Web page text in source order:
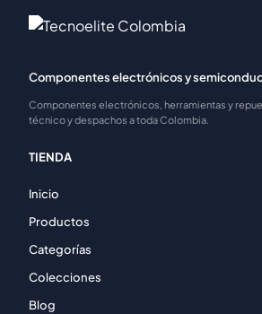
Componentes electrónicos y
Componentes electrónicos, herramientas y
técnico y despachos a toda Colombia.
TIENDA
Inicio
Productos
Categorías
Colecciones
Blog